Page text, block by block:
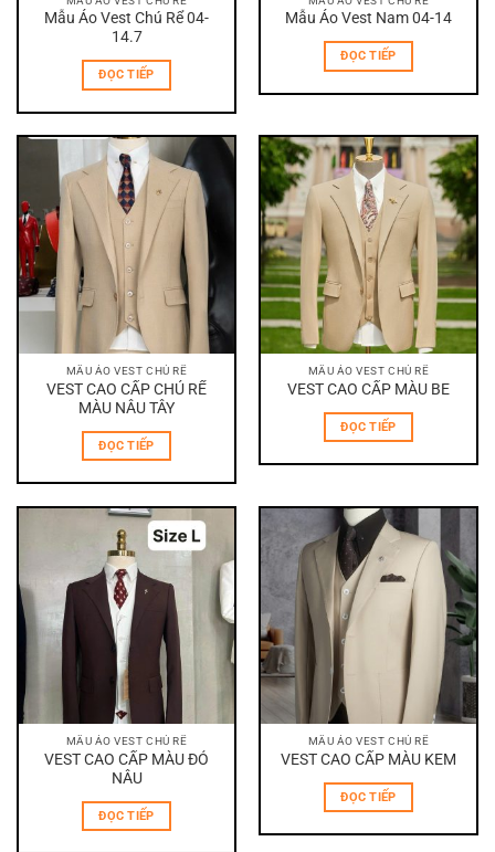
Mẫu Áo Vest Chú Rể 04-
14.7
ĐỌC TIẾP
Mẫu Áo Vest Nam 04-14
ĐỌC TIẾP
MẪU ÁO VEST CHÚ RỂ
VEST CAO CẤP CHÚ RỂ
MÀU NÂU TÂY
ĐỌC TIẾP
MẪU ÁO VEST CHÚ RỂ
VEST CAO CẤP MÀU BE
ĐỌC TIẾP
MẪU ÁO VEST CHÚ RỂ
VEST CAO CẤP MÀU ĐỎ
NÂU
ĐỌC TIẾP
MẪU ÁO VEST CHÚ RỂ
VEST CAO CẤP MÀU KEM
ĐỌC TIẾP